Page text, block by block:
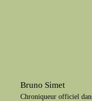
Bruno Simet
Chroniqueur officiel